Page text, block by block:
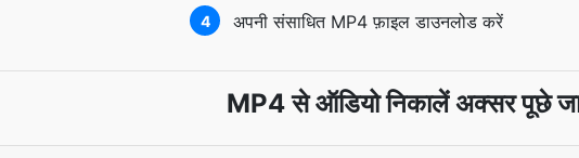
4 अपनी संसाधित MP4 फ़ाइल डाउनलोड करें
MP4 से ऑडियो निकालें अक्सर पूछे